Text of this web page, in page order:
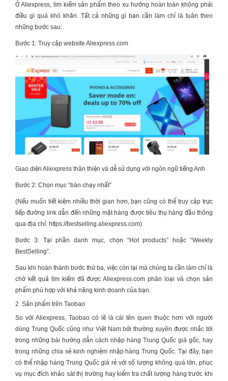
Ở Aliexpress, tìm kiếm sản phẩm theo xu hướng hoàn toàn không phải
điều gì quá khó khăn. Tất cả những gì bạn cần làm chỉ là tuân theo
những bước sau:
Bước 1: Truy cập website Aliexpress.com
Giao diện Aliexpress thân thiện và dễ sử dụng với ngôn ngữ tiếng Anh
Bước 2: Chọn mục “bán chạy nhất”
(Nếu muốn tiết kiệm nhiều thời gian hơn, bạn cũng có thể truy cập trực
tiếp đường link dẫn đến những mặt hàng được tiêu thụ hàng đầu thông
qua địa chỉ: https://bestselling.aliexpress.com)
Bước 3: Tại phần danh mục, chọn “Hot products” hoặc “Weekly
BestSelling”.
Sau khi hoàn thành bước thứ ba, việc còn lại mà chúng ta cần làm chỉ là
chờ kết quả tìm kiếm đã được Aliexpress.com phân loại và chọn sản
phẩm phù hợp với khả năng kinh doanh của bạn.
2. Sản phẩm trên Taobao
So với Aliexpress, Taobao có lẽ là cái tên quen thuộc hơn với người
dùng Trung Quốc cũng như Việt Nam bởi thường xuyên được nhắc tới
trong những bài hướng dẫn cách nhập hàng Trung Quốc giá gốc, hay
trong những chia sẻ kinh nghiệm nhập hàng Trung Quốc. Tại đây, bạn
có thểnhập hàng Trung Quốc giá rẻ với số lượng không quá lớn, phục
vụ mục đích khảo sát thị trường hay kiểm tra chất lượng hàng trước khi